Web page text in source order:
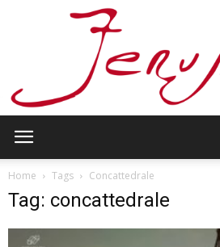
Home Tags Concattedrale
Tag: concattedrale